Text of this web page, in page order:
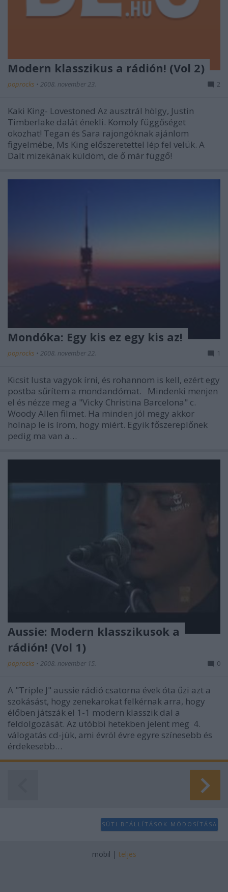
Modern klasszikus a rádión! (Vol 2)
poprocks • 2008. november 23. 2
Kaki King- Lovestoned Az ausztrál hölgy, Justin
Timberlake dalát énekli. Komoly függőséget
okozhat! Tegan és Sara rajongóknak ajánlom
figyelmébe, Ms King előszeretettel lép fel velük. A
Dalt mizekának küldöm, de ő már függő!
Mondóka: Egy kis ez egy kis az!
poprocks • 2008. november 22. 1
Kicsit lusta vagyok írni, és rohannom is kell, ezért egy
postba sűrítem a mondandómat. Mindenki menjen
el és nézze meg a "Vicky Christina Barcelona" c.
Woody Allen filmet. Ha minden jól megy akkor
holnap le is írom, hogy miért. Egyik főszereplőnek
pedig ma van a…
Aussie: Modern klasszikusok a
rádión! (Vol 1)
poprocks • 2008. november 15. 0
A "Triple J" aussie rádió csatorna évek óta űzi azt a
szokásást, hogy zenekarokat felkérnak arra, hogy
élőben játszák el 1-1 modern klasszik dal a
feldolgozását. Az utóbbi hetekben jelent meg 4.
válogatás cd-jük, ami évröl évre egyre színesebb és
érdekesebb…
SÜTI BEÁLLÍTÁSOK MÓDOSÍTÁSA
mobil | teljes